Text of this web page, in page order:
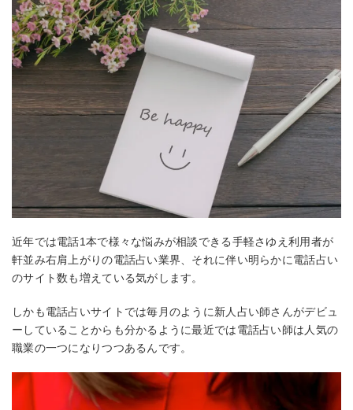
近年では電話1本で様々な悩みが相談できる手軽さゆえ利用者が
軒並み右肩上がりの電話占い業界、それに伴い明らかに電話占い
のサイト数も増えている気がします。
しかも電話占いサイトでは毎月のように新人占い師さんがデビュ
ーしていることからも分かるように最近では電話占い師は人気の
職業の一つになりつつあるんです。